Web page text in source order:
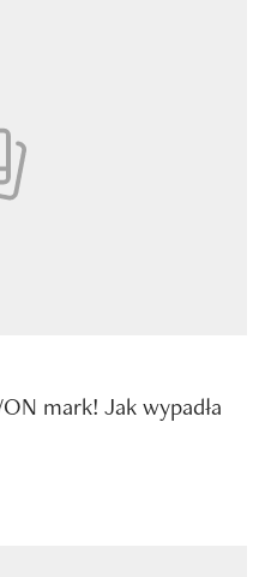
mark! Jak wypadła